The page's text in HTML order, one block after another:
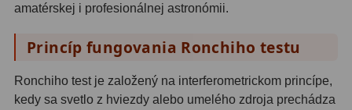
OIII21
Planetárne7
amatérskej i profesionálnej astronómii.
Princíp fungovania Ronchiho testu
Ronchiho test je založený na interferometrickom princípe,
kedy sa svetlo z hviezdy alebo umelého zdroja prechádza